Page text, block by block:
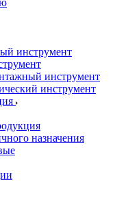
инструмент
инструмент
инструмент
назначения